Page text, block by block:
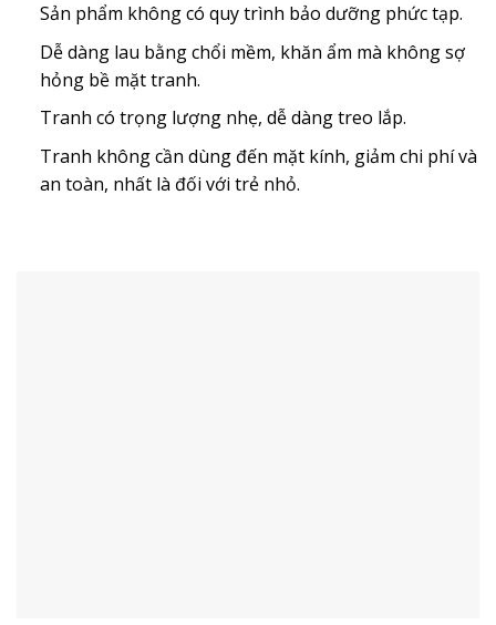
Sản phẩm không có quy trình bảo dưỡng phức tạp.
Dễ dàng lau bằng chổi mềm, khăn ẩm mà không sợ
hỏng bề mặt tranh.
Tranh có trọng lượng nhẹ, dễ dàng treo lắp.
Tranh không cần dùng đến mặt kính, giảm chi phí và
an toàn, nhất là đối với trẻ nhỏ.